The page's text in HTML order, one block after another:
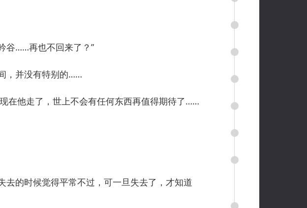
谷……再也不回来了？”
，并没有特别的……
他走了，世上不会有任何东西再值得期待了……
的时候觉得平常不过，可一旦失去了，才知道